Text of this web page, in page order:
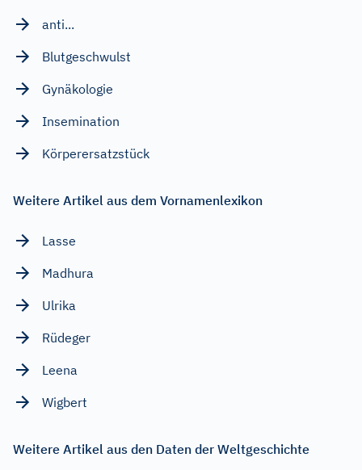
anti...
Blutgeschwulst
Gynäkologie
Insemination
Körperersatzstück
Weitere Artikel aus dem Vornamenlexikon
Lasse
Madhura
Ulrika
Rüdeger
Leena
Wigbert
Weitere Artikel aus den Daten der Weltgeschichte